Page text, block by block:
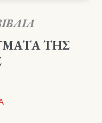
ΤΗΣ